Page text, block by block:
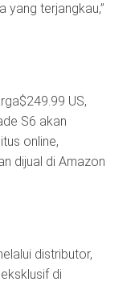
yang terjangkau,”
US,
S6 akan
online,
dijual di Amazon
distributor,
di